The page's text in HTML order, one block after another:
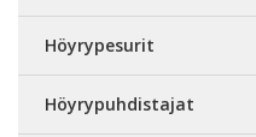
Höyrypesurit
Höyrypuhdistajat